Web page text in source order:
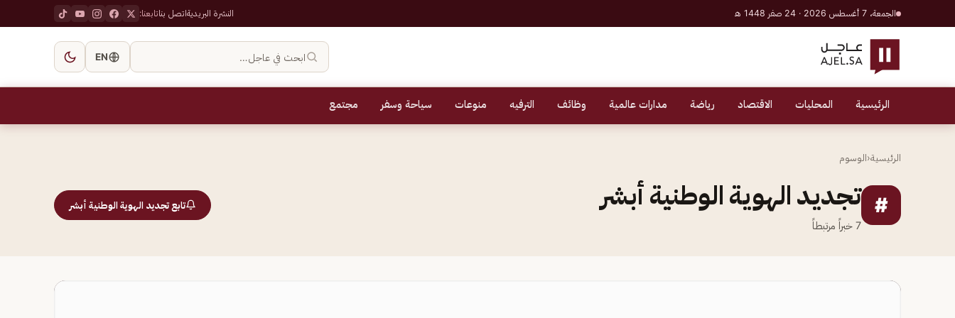
الجمعة، 7 أغسطس 2026 · 24 صفر 1448 هـ النشرة البريديةاتصل بناتابعنا:
ابحث في عاجل… EN
الرئيسية المحليات الاقتصاد رياضة مدارات عالمية وظائف الترفيه منوعات سياحة وسفر مجتمع
الرئيسية‹الوسوم
# تجديد الهوية الوطنية أبشر
7 خبراً مرتبطاً
تابع تجديد الهوية الوطنية أبشر